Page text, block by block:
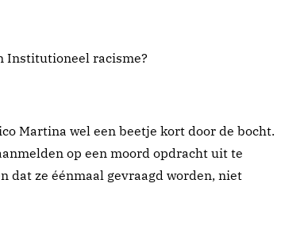
Institutioneel racisme?
Martina wel een beetje kort door de bocht.
op een moord opdracht uit te
dat ze éénmaal gevraagd worden, niet